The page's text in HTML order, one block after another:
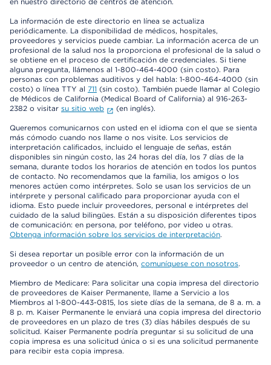
La información de este directorio en línea se actualiza
periódicamente. La disponibilidad de médicos, hospitales,
proveedores y servicios puede cambiar. La información acerca de un
profesional de la salud nos la proporciona el profesional de la salud o
se obtiene en el proceso de certificación de credenciales. Si tiene
alguna pregunta, llámenos al 1-800-464-4000 (sin costo). Para
personas con problemas auditivos y del habla: 1-800-464-4000 (sin
costo) o línea TTY al 711 (sin costo). También puede llamar al Colegio
de Médicos de California (Medical Board of California) al 916-263-
2382 o visitar su sitio web (en inglés).
Queremos comunicarnos con usted en el idioma con el que se sienta
más cómodo cuando nos llame o nos visite. Los servicios de
interpretación calificados, incluido el lenguaje de señas, están
disponibles sin ningún costo, las 24 horas del día, los 7 días de la
semana, durante todos los horarios de atención en todos los puntos
de contacto. No recomendamos que la familia, los amigos o los
menores actúen como intérpretes. Solo se usan los servicios de un
intérprete y personal calificado para proporcionar ayuda con el
idioma. Esto puede incluir proveedores, personal e intérpretes del
cuidado de la salud bilingües. Están a su disposición diferentes tipos
de comunicación: en persona, por teléfono, por video u otras.
Obtenga información sobre los servicios de interpretación.
Si desea reportar un posible error con la información de un
proveedor o un centro de atención, comuníquese con nosotros.
Miembro de Medicare: Para solicitar una copia impresa del directorio
de proveedores de Kaiser Permanente, llame a Servicio a los
Miembros al 1-800-443-0815, los siete días de la semana, de 8 a. m. a
8 p. m. Kaiser Permanente le enviará una copia impresa del directorio
de proveedores en un plazo de tres (3) días hábiles después de su
solicitud. Kaiser Permanente podría preguntar si su solicitud de una
copia impresa es una solicitud única o si es una solicitud permanente
para recibir esta copia impresa.